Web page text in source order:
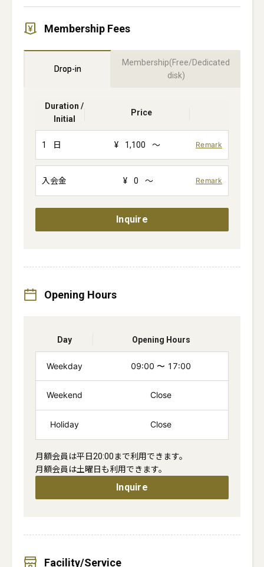
Membership Fees
Drop-in
Membership(Free/Dedicated
disk)
Duration /
Initial
Price
1 日 ¥ 1,100 ～ Remark
入会金 ¥ 0 ～ Remark
Inquire
Opening Hours
Day Opening Hours
Weekday 09:00 〜 17:00
Weekend Close
Holiday Close
月額会員は平日20:00まで利用できます。
Inquire
Facility/Service